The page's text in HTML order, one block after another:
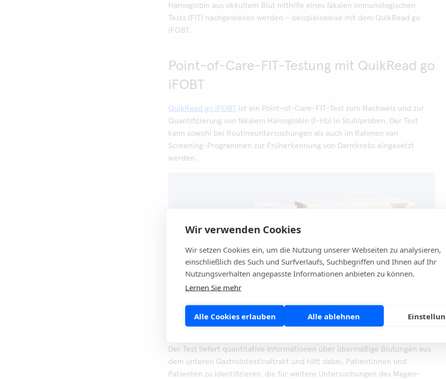
Wir verwenden Cookies
Wir setzen Cookies ein, um die Nutzung unserer Webseiten zu analysieren,
einschließlich des Such und Surfverlaufs, Suchbegriffen und Ihnen auf Ihr
Nutzungsverhalten angepasste Informationen anbieten zu können.
Lernen Sie mehr
Alle Cookies erlauben Alle ablehnen
Hämoglobin aus okkultem Blut mithilfe eines fäkalen immunologischen
Tests (FIT) nachgewiesen werden – beispielsweise mit dem QuikRead go
iFOBT.
Point-of-Care-FIT-Testung mit QuikRead go
iFOBT
QuikRead go iFOBT ist ein Point-of-Care-FIT-Test zum Nachweis und zur
Quantifizierung von fäkalem Hämoglobin (f-Hb) in Stuhlproben. Der Test
kann sowohl bei Routineuntersuchungen als auch im Rahmen von
Screening-Programmen zur Früherkennung von Darmkrebs eingesetzt
werden.
Der Test liefert quantitative Informationen über übermäßige Blutungen aus
dem unteren Gastrointestinaltrakt und hilft dabei, Patientinnen und
Patienten zu identifizieren, die für weitere Untersuchungen des Magen-